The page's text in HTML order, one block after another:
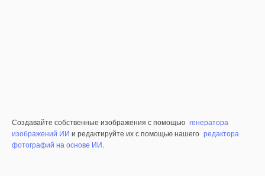
Создавайте собственные изображения с помощью генератора
изображений ИИ и редактируйте их с помощью нашего редактора
фотографий на основе ИИ.